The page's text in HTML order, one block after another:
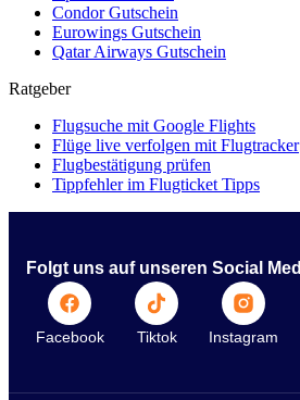
Condor Gutschein
Eurowings Gutschein
Qatar Airways Gutschein
Ratgeber
Flugsuche mit Google Flights
Flüge live verfolgen mit Flugtracker
Flugbestätigung prüfen
Tippfehler im Flugticket Tipps